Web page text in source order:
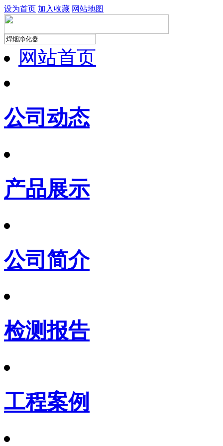
设为首页 加入收藏 网站地图
网站首页
公司动态
产品展示
公司简介
检测报告
工程案例